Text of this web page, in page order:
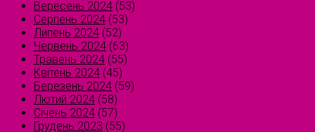
Вересень 2024 (53)
Серпень 2024 (53)
Липень 2024 (52)
Червень 2024 (63)
Травень 2024 (55)
Квітень 2024 (45)
Березень 2024 (59)
Лютий 2024 (58)
Січень 2024 (57)
Грудень 2023 (55)